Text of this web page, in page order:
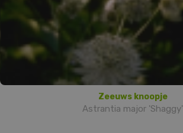
Zeeuws knoopje
Astrantia major 'Shaggy'